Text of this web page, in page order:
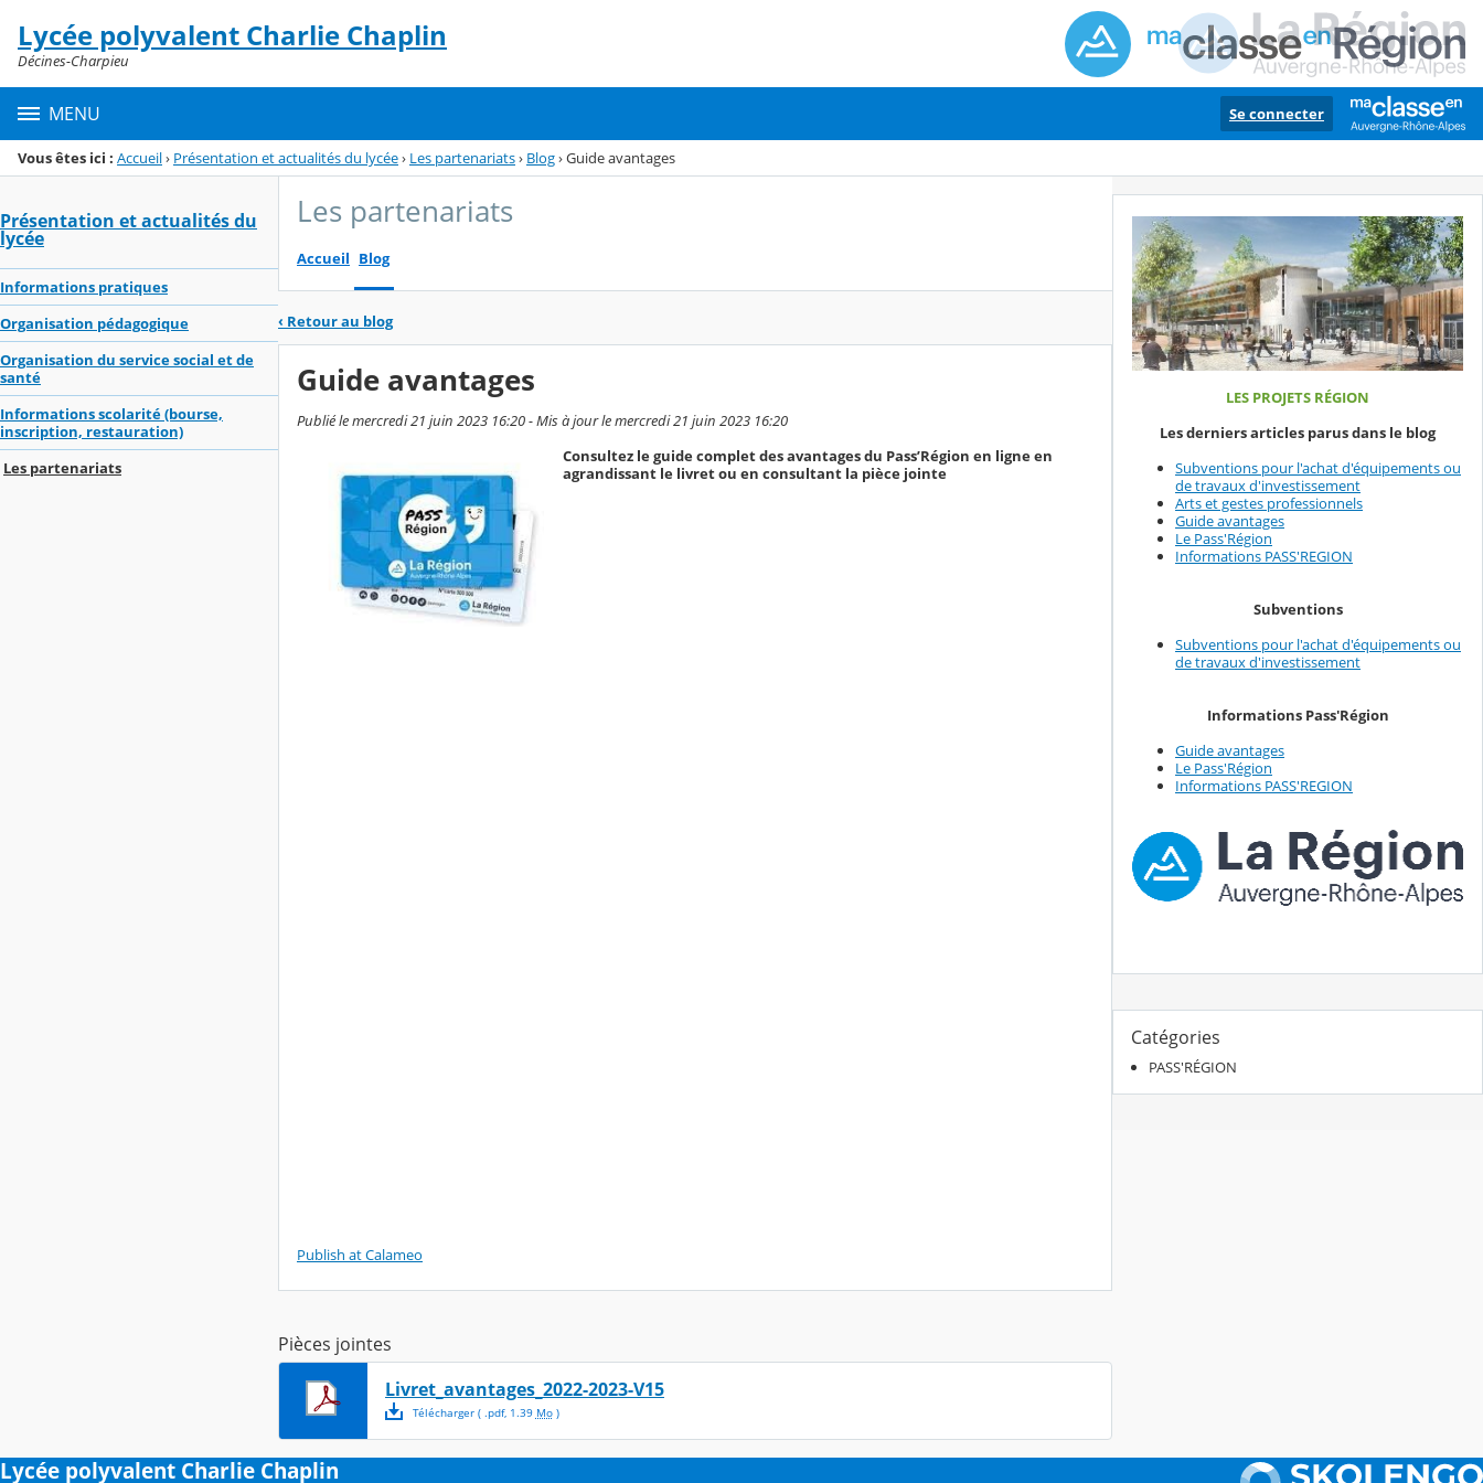
Menu de la rubrique
Contenu
Lycée polyvalent Charlie Chaplin
Décines-Charpieu
MENU Se connecter
Vous êtes ici : Accueil› Présentation et actualités du lycée› Les partenariats› Blog›Guide avantages
Présentation et actualités du
lycée
Informations pratiques
Organisation pédagogique
Organisation du service social et de
santé
Informations scolarité (bourse,
inscription, restauration)
Les partenariats
Les partenariats
Accueil Blog
‹ Retour au blog
Guide avantages
Publié le mercredi 21 juin 2023 16:20 - Mis à jour le mercredi 21 juin 2023 16:20
Consultez le guide complet des avantages du Pass’Région en ligne en
agrandissant le livret ou en consultant la pièce jointe
Publish at Calameo
Pièces jointes
Livret_avantages_2022-2023-V15
Télécharger( .pdf, 1.39 Mo)
LES PROJETS RÉGION
Les derniers articles parus dans le blog
Subventions pour l'achat d'équipements ou
de travaux d'investissement
Arts et gestes professionnels
Guide avantages
Le Pass'Région
Informations PASS'REGION
Subventions
Subventions pour l'achat d'équipements ou
de travaux d'investissement
Informations Pass'Région
Guide avantages
Le Pass'Région
Informations PASS'REGION
Catégories
PASS'RÉGION
Lycée polyvalent Charlie Chaplin